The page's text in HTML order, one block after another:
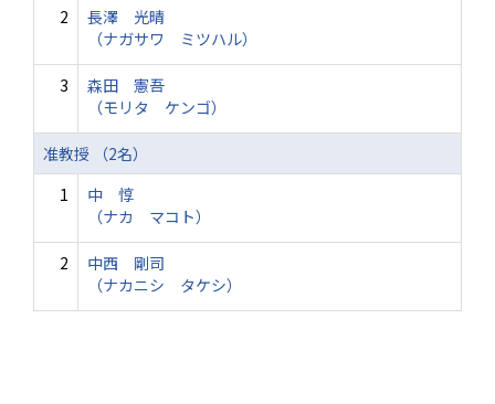
2
長澤 光晴
（ナガサワ ミツハル）
3
森田 憲吾
（モリタ ケンゴ）
准教授 （2名）
1
中 惇
（ナカ マコト）
2
中西 剛司
（ナカニシ タケシ）